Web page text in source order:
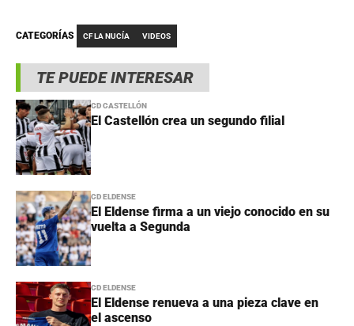
TE PUEDE INTERESAR
CD CASTELLÓN
El Castellón crea un segundo filial
CD ELDENSE
El Eldense firma a un viejo conocido en su
vuelta a Segunda
CD ELDENSE
El Eldense renueva a una pieza clave en
el ascenso
CATEGORÍAS CF LA NUCÍA VIDEOS